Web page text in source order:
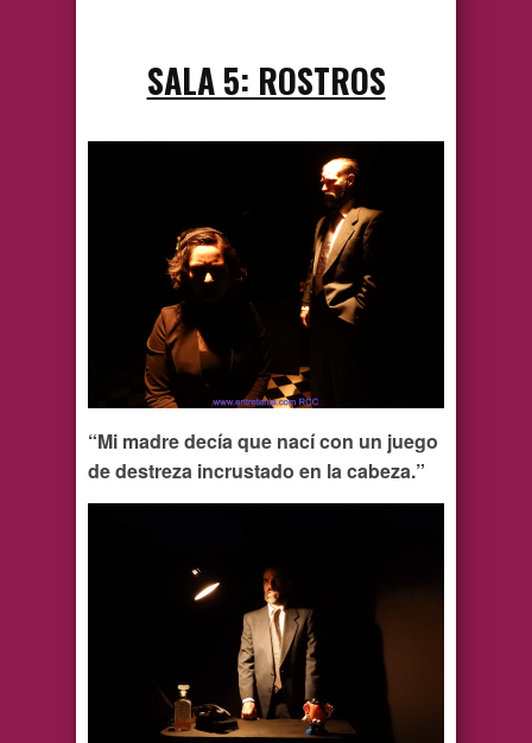
SALA 5: ROSTROS
“Mi madre decía que nací con un juego
de destreza incrustado en la cabeza.”